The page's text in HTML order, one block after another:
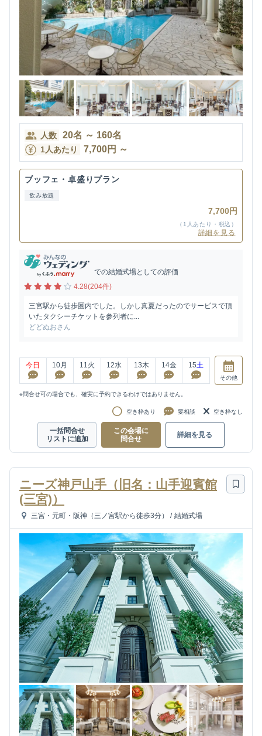
人数 20名 ～ 160名
1人あたり 7,700円 ～
ブッフェ・卓盛りプラン
飲み放題
7,700円
（1人あたり・税込）
詳細を見る
での結婚式場としての評価
4.28(204件)
三宮駅から徒歩圏内でした。しかし真夏だったのでサービスで頂
いたタクシーチケットを参列者に...
どどぬおさん
今日 10月 11火 12水 13木 14金 15土
その他
※問合せ可の場合でも、確実に予約できるわけではありません。
空き枠あり 要相談 空き枠なし
一括問合せ
リストに追加
この会場に
問合せ
詳細を見る
ニーズ神戸山手（旧名：山手迎賓館
(三宮)）
三宮・元町・阪神（三ノ宮駅から徒歩3分） / 結婚式場